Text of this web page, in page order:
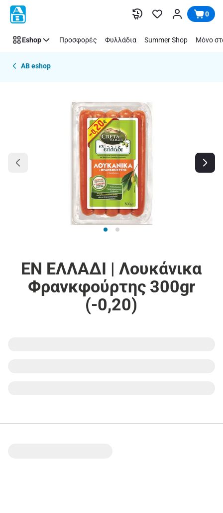
Παράλειψη 0
Eshop Προσφορές Φυλλάδια Summer Shop Μόνο
AB eshop
ΕΝ ΕΛΛΑΔΙ | Λουκάνικα
Φρανκφούρτης 300gr
(-0,20)